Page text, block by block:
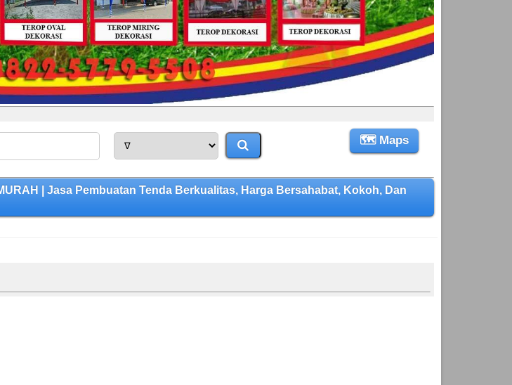
🗺 Maps
| Jasa Pembuatan Tenda Berkualitas, Harga Bersahabat, Kokoh, Dan